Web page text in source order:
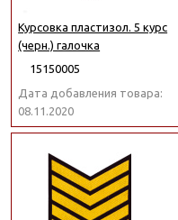
Курсовка пластизол. 5 курс
(черн.) галочка
15150005
Дата добавления товара:
08.11.2020